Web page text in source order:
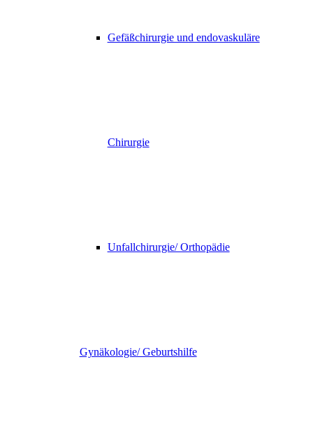
Gefäßchirurgie und endovaskuläre
Chirurgie
Unfallchirurgie/ Orthopädie
Gynäkologie/ Geburtshilfe